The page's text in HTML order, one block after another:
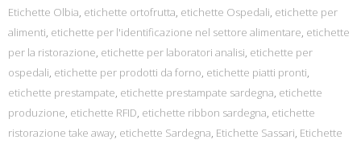
Etichette Olbia, etichette ortofrutta, etichette Ospedali, etichette per
alimenti, etichette per l'identificazione nel settore alimentare, etichette
per la ristorazione, etichette per laboratori analisi, etichette per
ospedali, etichette per prodotti da forno, etichette piatti pronti,
etichette prestampate, etichette prestampate sardegna, etichette
produzione, etichette RFID, etichette ribbon sardegna, etichette
ristorazione take away, etichette Sardegna, Etichette Sassari, Etichette